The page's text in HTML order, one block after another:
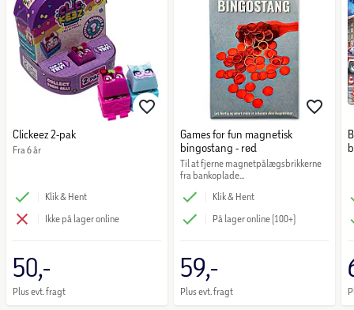
Clickeez 2-pak
Fra 6 år
Klik & Hent
Ikke på lager online
50,-
Plus evt. fragt
Games for fun magnetisk
bingostang - rød
Til at fjerne magnetpålægsbrikkerne
fra bankoplade...
Klik & Hent
På lager online (100+)
59,-
Plus evt. fragt